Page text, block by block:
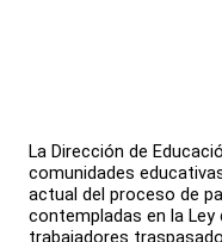
La Dirección de
comunidades
actual del proceso de
contempladas en la Ley
trabajadores